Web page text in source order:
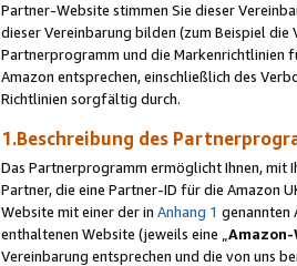
Partner-Website stimmen Sie dieser
dieser Vereinbarung bilden (zum Beispiel
Partnerprogramm und die Markenrichtlinien
Amazon entsprechen, einschließlich des
Richtlinien sorgfältig durch.
1.Beschreibung des
Das Partnerprogramm ermöglicht Ihnen,
Partner, die eine Partner-ID für die Amazon
Website mit einer der in Anhang 1 genannten
enthaltenen Website (jeweils eine „
Vereinbarung entsprechen und die von uns